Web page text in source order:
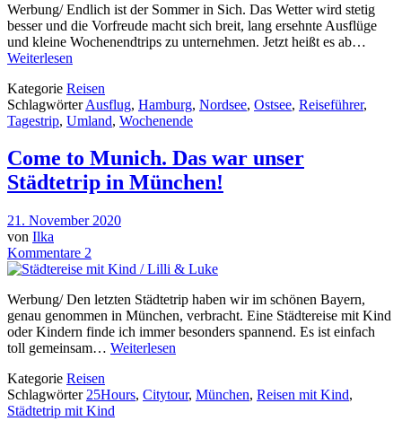
Werbung/ Endlich ist der Sommer in Sich. Das Wetter wird stetig
besser und die Vorfreude macht sich breit, lang ersehnte Ausflüge
und kleine Wochenendtrips zu unternehmen. Jetzt heißt es ab…
Weiterlesen
Kategorie Reisen
SchlagwörterAusflug, Hamburg, Nordsee, Ostsee, Reiseführer,
Tagestrip, Umland, Wochenende
Come to Munich. Das war unser
Städtetrip in München!
21. November 2020
von Ilka
Kommentare 2
Werbung/ Den letzten Städtetrip haben wir im schönen Bayern,
genau genommen in München, verbracht. Eine Städtereise mit Kind
oder Kindern finde ich immer besonders spannend. Es ist einfach
toll gemeinsam… Weiterlesen
Kategorie Reisen
Schlagwörter 25Hours, Citytour, München, Reisen mit Kind,
Städtetrip mit Kind